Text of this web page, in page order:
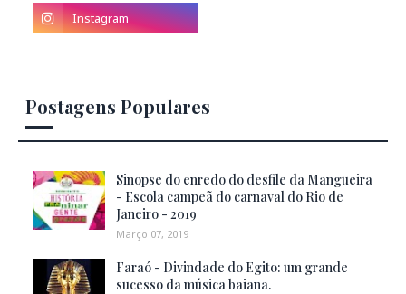
Postagens Populares
Sinopse do enredo do desfile da Mangueira
- Escola campeã do carnaval do Rio de
Janeiro - 2019
Março 07, 2019
Faraó - Divindade do Egito: um grande
sucesso da música baiana.